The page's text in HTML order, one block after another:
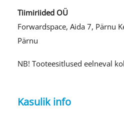
Tiimiriided OÜ
Forwardspace, Aida 7, Pärnu
Pärnu
NB! Tooteesitlused eelneval
Kasulik info